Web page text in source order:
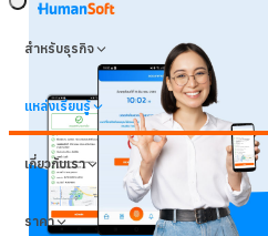
สำหรับธุรกิจ
แหล่งเรียนรู้
เกี่ยวกับเรา
ราคา